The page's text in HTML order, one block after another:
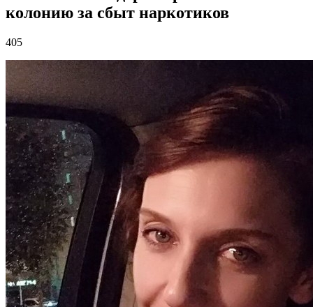
колонию за сбыт наркотиков
405